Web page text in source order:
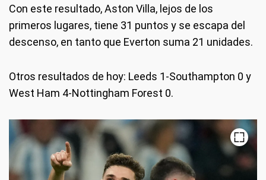
Con este resultado, Aston Villa, lejos de los
primeros lugares, tiene 31 puntos y se escapa del
descenso, en tanto que Everton suma 21 unidades.
Otros resultados de hoy: Leeds 1-Southampton 0 y
West Ham 4-Nottingham Forest 0.